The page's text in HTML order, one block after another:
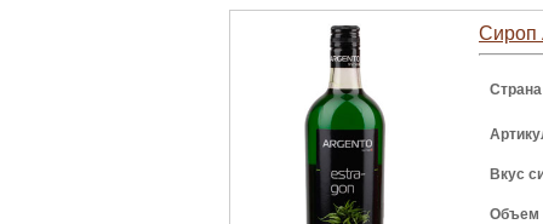
Сироп
Вкус
Объем